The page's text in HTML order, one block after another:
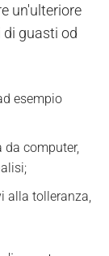
un'ulteriore
di guasti od
esempio
da computer,
alla tolleranza,